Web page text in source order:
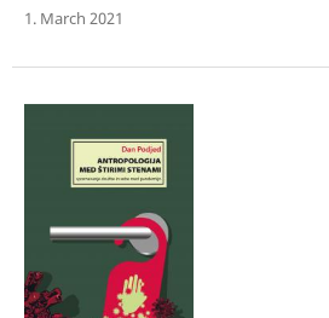
1. March 2021